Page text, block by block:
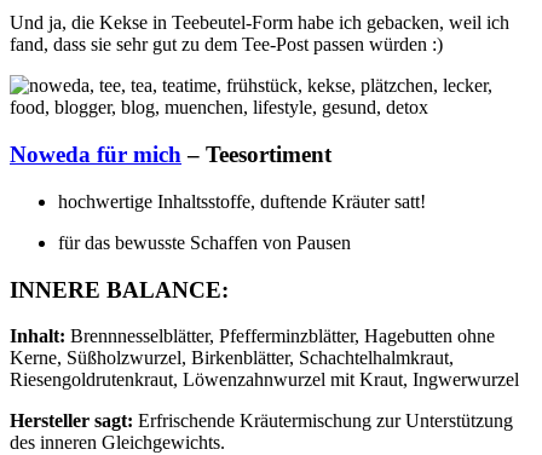
Und ja, die Kekse in Teebeutel-Form habe ich gebacken, weil ich
fand, dass sie sehr gut zu dem Tee-Post passen würden :)
Noweda für mich – Teesortiment
hochwertige Inhaltsstoffe, duftende Kräuter satt!
für das bewusste Schaffen von Pausen
INNERE BALANCE:
Inhalt: Brennnesselblätter, Pfefferminzblätter, Hagebutten ohne
Kerne, Süßholzwurzel, Birkenblätter, Schachtelhalmkraut,
Riesengoldrutenkraut, Löwenzahnwurzel mit Kraut, Ingwerwurzel
Hersteller sagt: Erfrischende Kräutermischung zur Unterstützung
des inneren Gleichgewichts.